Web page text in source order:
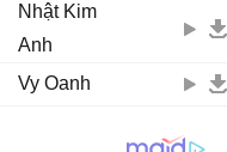
Nhật Kim
Anh
Vy Oanh